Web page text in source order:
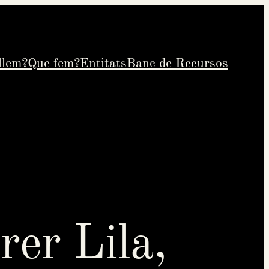
Que fem?EntitatsBanc de Recursos
Lila,